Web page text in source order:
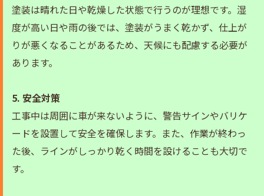
塗装は晴れた日や乾燥した状態で行うのが理想です。湿
度が高い日や雨の後では、塗装がうまく乾かず、仕上が
りが悪くなることがあるため、天候にも配慮する必要が
あります。
5. 安全対策
工事中は周囲に車が来ないように、警告サインやバリケ
ードを設置して安全を確保します。また、作業が終わっ
た後、ラインがしっかり乾く時間を設けることも大切で
す。